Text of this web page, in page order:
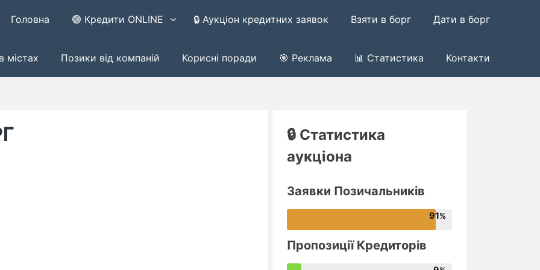
Головна 🟢 Кредити ONLINE 🔒 Аукціон кредитних заявок Взяти в борг Дати в борг
містах Позики від компаній Корисні поради 🎯 Реклама 📊 Статистика Контакти
🔒 Статистика
аукціона
Заявки Позичальників
91
Пропозиції Кредиторів